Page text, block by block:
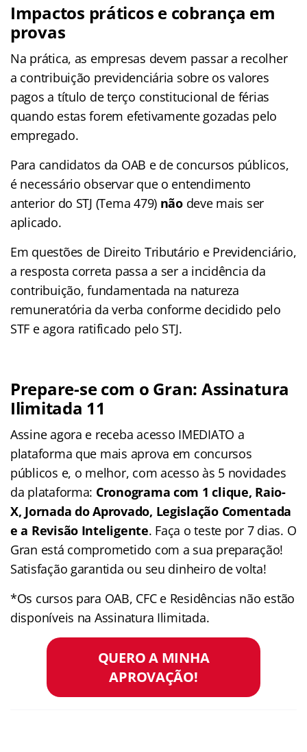
Impactos práticos e cobrança em
provas
Na prática, as empresas devem passar a recolher
a contribuição previdenciária sobre os valores
pagos a título de terço constitucional de férias
quando estas forem efetivamente gozadas pelo
empregado.
Para candidatos da OAB e de concursos públicos,
é necessário observar que o entendimento
anterior do STJ (Tema 479) não deve mais ser
aplicado.
Em questões de Direito Tributário e Previdenciário,
a resposta correta passa a ser a incidência da
contribuição, fundamentada na natureza
remuneratória da verba conforme decidido pelo
STF e agora ratificado pelo STJ.
Prepare-se com o Gran: Assinatura
Ilimitada 11
Assine agora e receba acesso IMEDIATO a
plataforma que mais aprova em concursos
públicos e, o melhor, com acesso às 5 novidades
da plataforma: Cronograma com 1 clique, Raio-
X, Jornada do Aprovado, Legislação Comentada
e a Revisão Inteligente. Faça o teste por 7 dias. O
Gran está comprometido com a sua preparação!
Satisfação garantida ou seu dinheiro de volta!
*Os cursos para OAB, CFC e Residências não estão
disponíveis na Assinatura Ilimitada.
QUERO A MINHA
APROVAÇÃO!